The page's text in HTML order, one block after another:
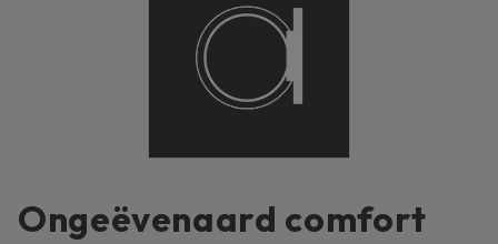
Ongeëvenaard comfort